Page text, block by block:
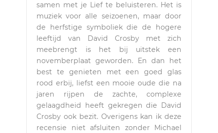
samen met je Lief te beluisteren. Het is
muziek voor alle seizoenen, maar door
de herfstige symboliek die de hogere
leeftijd van David Crosby met zich
meebrengt is het bij uitstek een
novemberplaat geworden. En dan het
best te genieten met een goed glas
rood erbij, liefst een mooie oude die na
jaren rijpen de zachte, complexe
gelaagdheid heeft gekregen die David
Crosby ook bezit. Overigens kan ik deze
recensie niet afsluiten zonder Michael